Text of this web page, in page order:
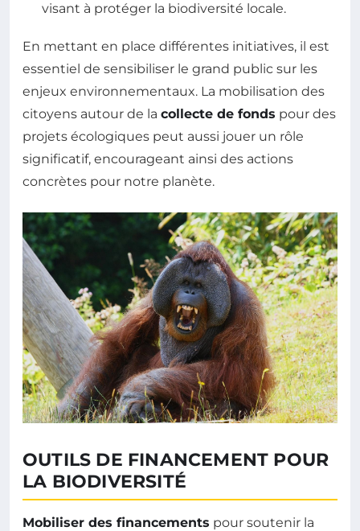
visant à protéger la biodiversité locale.
En mettant en place différentes initiatives, il est
essentiel de sensibiliser le grand public sur les
enjeux environnementaux. La mobilisation des
citoyens autour de la collecte de fonds pour des
projets écologiques peut aussi jouer un rôle
significatif, encourageant ainsi des actions
concrètes pour notre planète.
OUTILS DE FINANCEMENT POUR
LA BIODIVERSITÉ
Mobiliser des financements pour soutenir la